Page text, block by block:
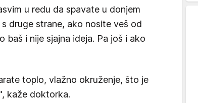
u redu da spavate u donjem
druge strane, ako nosite veš od
baš i nije sjajna ideja. Pa još i ako
toplo, vlažno okruženje, što je
kaže doktorka.